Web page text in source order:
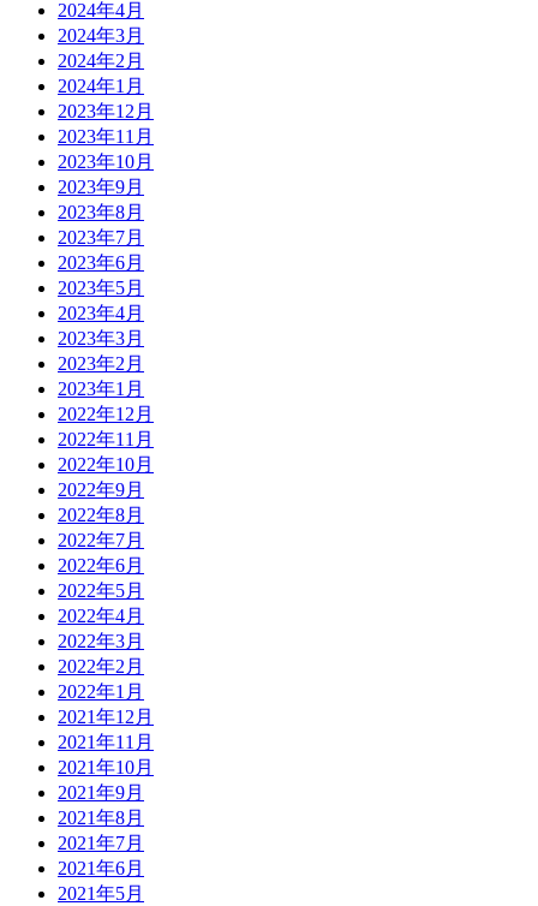
2024年4月
2024年3月
2024年2月
2024年1月
2023年12月
2023年11月
2023年10月
2023年9月
2023年8月
2023年7月
2023年6月
2023年5月
2023年4月
2023年3月
2023年2月
2023年1月
2022年12月
2022年11月
2022年10月
2022年9月
2022年8月
2022年7月
2022年6月
2022年5月
2022年4月
2022年3月
2022年2月
2022年1月
2021年12月
2021年11月
2021年10月
2021年9月
2021年8月
2021年7月
2021年6月
2021年5月